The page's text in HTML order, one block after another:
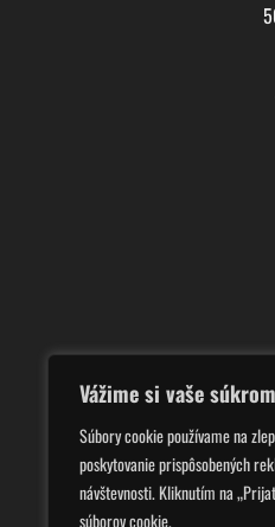
Vážime si vaše
Súbory cookie používame na
poskytovanie prispôsobených
návštevnosti. Kliknutím na
súborov cookie.